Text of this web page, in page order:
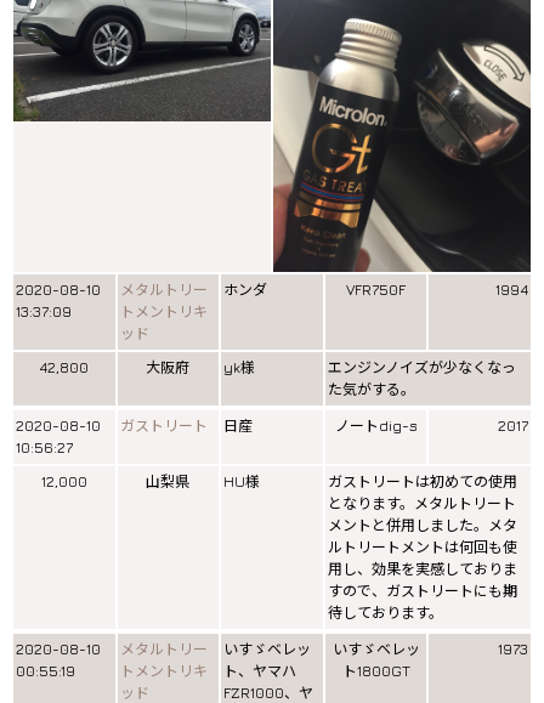
2020-08-10
13:37:09
メタルトリー
トメントリキ
ッド
ホンダ VFR750F 1994
42,800 大阪府 yk様
エンジンノイズが少なくなっ
た気がする。
2020-08-10
10:56:27
ガストリート 日産 ノートdig-s 2017
12,000 山梨県 HU様
ガストリートは初めての使用
となります。メタルトリート
メントと併用しました。メタ
ルトリートメントは何回も使
用し、効果を実感しておりま
すので、ガストリートにも期
待しております。
2020-08-10
00:55:19
メタルトリー
トメントリキ
ッド
いすゞベレッ
ト、ヤマハ
FZR1000、ヤ
いすゞベレッ
ト1800GT
1973